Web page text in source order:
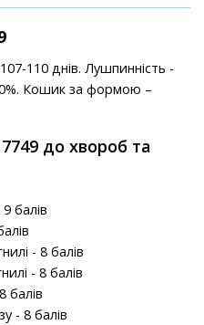
110 днів. Лушпинність -
Кошик за формою –
до хвороб та
балів
- 8 балів
- 8 балів
балів
- 8 балів